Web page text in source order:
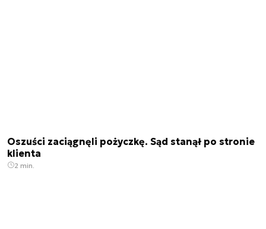
Oszuści zaciągnęli pożyczkę. Sąd stanął po stronie
klienta
2 min.